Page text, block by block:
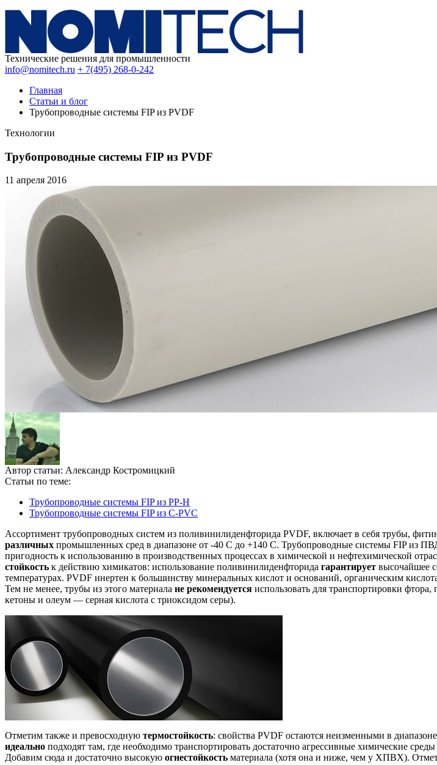
Технические решения для промышленности
info@nomitech.ru + 7(495) 268-0-242
Главная
Статьи и блог
Трубопроводные системы FIP из PVDF
Технологии
Трубопроводные системы FIP из PVDF
11 апреля 2016
Автор статьи: Александр Костромицкий
Статьи по теме:
Трубопроводные системы FIP из PP-H
Трубопроводные системы FIP из C-PVC
Ассортимент трубопроводных систем из поливинилиденфторида PVDF, включает в себя трубы,
различных промышленных сред в диапазоне от -40 C до +140 C. Трубопроводные системы FIP из
пригодность к использованию в производственных процессах в химической и нефтехимической
стойкость к действию химикатов: использование поливинилиденфторида гарантирует высочайшее
температурах. PVDF инертен к большинству минеральных кислот и оснований, органическим
Тем не менее, трубы из этого материала не рекомендуется использовать для транспортировки
кетоны и олеум — серная кислота с триоксидом серы).
Отметим также и превосходную термостойкость: свойства PVDF остаются неизменными в
идеально подходят там, где необходимо транспортировать достаточно агрессивные химические
Добавим сюда и достаточно высокую огнестойкость материала (хотя она и ниже, чем у ХПВХ).